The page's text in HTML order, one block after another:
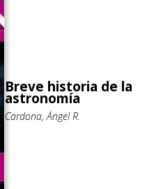
Breve historia de la
astronomía
Cardona, Ángel R.